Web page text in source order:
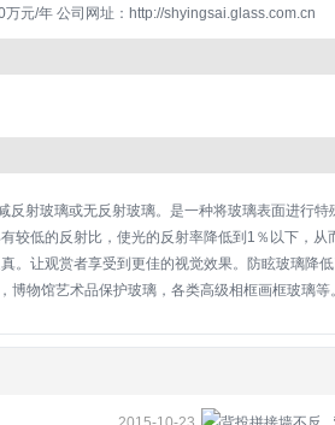
元/年 公司网址：http://shyingsai.glass.com.cn
反射玻璃或无反射玻璃。是一种将玻璃表面进行
较低的反射比，使光的反射率降低到1％以下，
。让观赏者享受到更佳的视觉效果。防眩玻璃降
物馆艺术品保护玻璃，各类高级相框画框玻璃等